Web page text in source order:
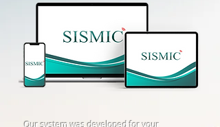
Our system was developed for your